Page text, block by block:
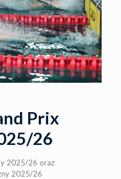
Prix
26
2025/26 oraz
2025/26